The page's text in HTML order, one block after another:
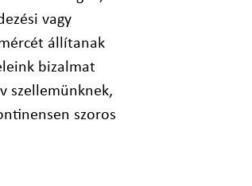
vagy
állítanak
bizalmat
szellemünknek,
szoros